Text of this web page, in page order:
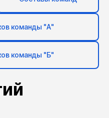
команды "А"
команды "Б"